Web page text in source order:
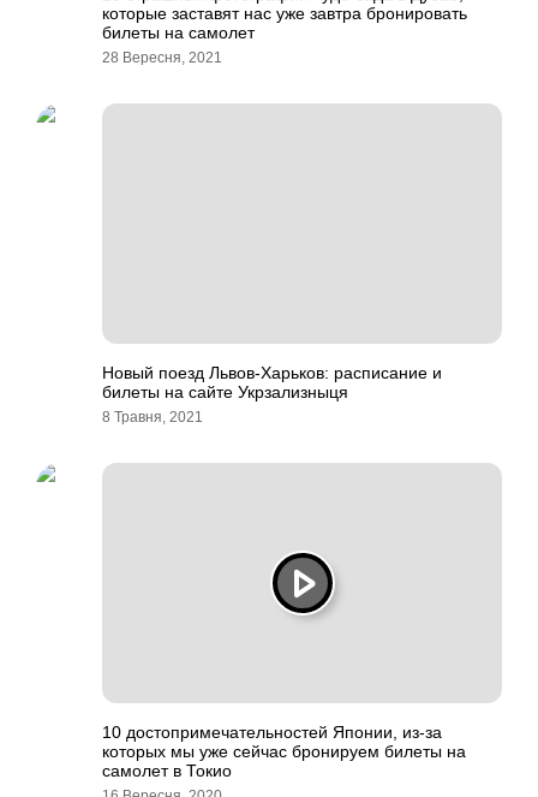
которые заставят нас уже завтра бронировать
билеты на самолет
28 Вересня, 2021
Новый поезд Львов-Харьков: расписание и
билеты на сайте Укрзализныця
8 Травня, 2021
10 достопримечательностей Японии, из-за
которых мы уже сейчас бронируем билеты на
самолет в Токио